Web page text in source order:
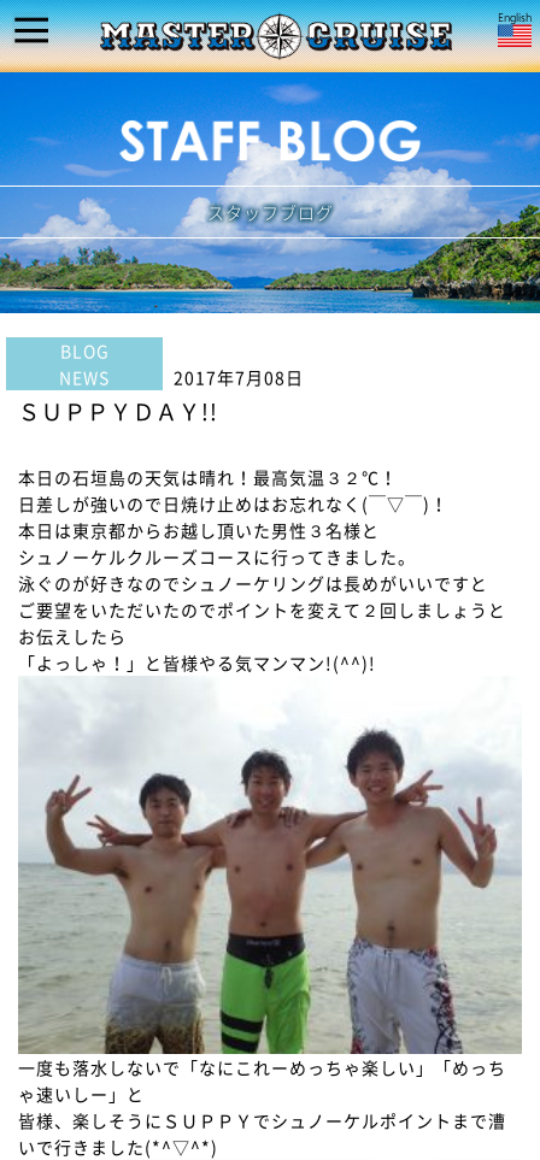
スタッフブログ
BLOG
NEWS
2017年7月08日
ＳＵＰＰＹＤＡＹ!!
本日の石垣島の天気は晴れ！最高気温３２℃！
日差しが強いので日焼け止めはお忘れなく(￣▽￣)！
本日は東京都からお越し頂いた男性３名様と
シュノーケルクルーズコースに行ってきました。
泳ぐのが好きなのでシュノーケリングは長めがいいですと
ご要望をいただいたのでポイントを変えて２回しましょうと
お伝えしたら
「よっしゃ！」と皆様やる気マンマン!(^^)!
一度も落水しないで「なにこれーめっちゃ楽しい」「めっち
ゃ速いしー」と
皆様、楽しそうにＳＵＰＰＹでシュノーケルポイントまで漕
いで行きました(*^▽^*)